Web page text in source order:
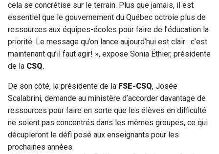
cela se concrétise sur le terrain. Plus que jamais, il est
essentiel que le gouvernement du Québec octroie plus de
ressources aux équipes-écoles pour faire de l’éducation la
priorité. Le message qu’on lance aujourd’hui est clair : c’est
maintenant qu’il faut agir! », expose Sonia Éthier, présidente
de la CSQ.
De son côté, la présidente de la FSE-CSQ, Josée
Scalabrini, demande au ministère d’accorder davantage de
ressources pour faire en sorte que les élèves en difficulté
ne soient pas concentrés dans les mêmes groupes, ce qui
décupleront le défi posé aux enseignants pour les
prochaines années.